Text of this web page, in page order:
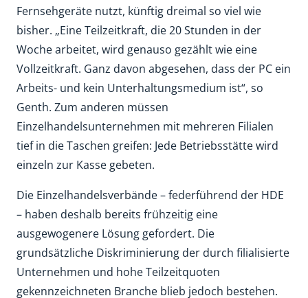
Fernsehgeräte nutzt, künftig dreimal so viel wie
bisher. „Eine Teilzeitkraft, die 20 Stunden in der
Woche arbeitet, wird genauso gezählt wie eine
Vollzeitkraft. Ganz davon abgesehen, dass der PC ein
Arbeits- und kein Unterhaltungsmedium ist“, so
Genth. Zum anderen müssen
Einzelhandelsunternehmen mit mehreren Filialen
tief in die Taschen greifen: Jede Betriebsstätte wird
einzeln zur Kasse gebeten.
Die Einzelhandelsverbände – federführend der HDE
– haben deshalb bereits frühzeitig eine
ausgewogenere Lösung gefordert. Die
grundsätzliche Diskriminierung der durch filialisierte
Unternehmen und hohe Teilzeitquoten
gekennzeichneten Branche blieb jedoch bestehen.